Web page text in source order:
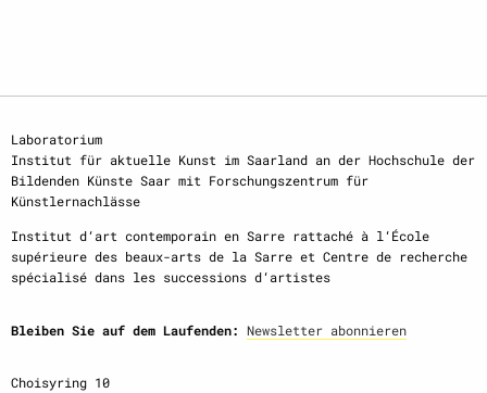
Laboratorium
Institut für aktuelle Kunst im Saarland an der Hochschule der
Bildenden Künste Saar mit Forschungszentrum für
Künstlernachlässe
Institut d‘art contemporain en Sarre rattaché à l‘École
supérieure des beaux-arts de la Sarre et Centre de recherche
spécialisé dans les successions d‘artistes
Bleiben Sie auf dem Laufenden: Newsletter abonnieren
Choisyring 10